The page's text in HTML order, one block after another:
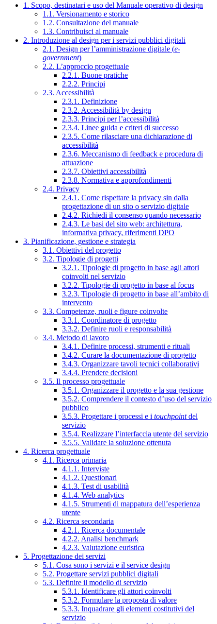
1. Scopo, destinatari e uso del Manuale operativo di design
1.1. Versionamento e storico
1.2. Consultazione del manuale
1.3. Contribuisci al manuale
2. Introduzione al design per i servizi pubblici digitali
2.1. Design per l’amministrazione digitale (e-
government)
2.2. L’approccio progettuale
2.2.1. Buone pratiche
2.2.2. Principi
2.3. Accessibilità
2.3.1. Definizione
2.3.2. Accessibilità by design
2.3.3. Principi per l’accessibilità
2.3.4. Linee guida e criteri di successo
2.3.5. Come rilasciare una dichiarazione di
accessibilità
2.3.6. Meccanismo di feedback e procedura di
attuazione
2.3.7. Obiettivi accessibilità
2.3.8. Normativa e approfondimenti
2.4. Privacy
2.4.1. Come rispettare la privacy sin dalla
progettazione di un sito o servizio digitale
2.4.2. Richiedi il consenso quando necessario
2.4.3. Le basi del sito web: architettura,
informativa privacy, riferimenti DPO
3. Pianificazione, gestione e strategia
3.1. Obiettivi del progetto
3.2. Tipologie di progetti
3.2.1. Tipologie di progetto in base agli attori
coinvolti nel servizio
3.2.2. Tipologie di progetto in base al focus
3.2.3. Tipologie di progetto in base all’ambito di
intervento
3.3. Competenze, ruoli e figure coinvolte
3.3.1. Coordinatore di progetto
3.3.2. Definire ruoli e responsabilità
3.4. Metodo di lavoro
3.4.1. Definire processi, strumenti e rituali
3.4.2. Curare la documentazione di progetto
3.4.3. Organizzare tavoli tecnici collaborativi
3.4.4. Prendere decisioni
3.5. Il processo progettuale
3.5.1. Organizzare il progetto e la sua gestione
3.5.2. Comprendere il contesto d’uso del servizio
pubblico
3.5.3. Progettare i processi e i touchpointdel
servizio
3.5.4. Realizzare l’interfaccia utente del servizio
3.5.5. Validare la soluzione ottenuta
4. Ricerca progettuale
4.1. Ricerca primaria
4.1.1. Interviste
4.1.2. Questionari
4.1.3. Test di usabilità
4.1.4. Web analytics
4.1.5. Strumenti di mappatura dell’esperienza
utente
4.2. Ricerca secondaria
4.2.1. Ricerca documentale
4.2.2. Analisi benchmark
4.2.3. Valutazione euristica
5. Progettazione dei servizi
5.1. Cosa sono i servizi e il service design
5.2. Progettare servizi pubblici digitali
5.3. Definire il modello di servizio
5.3.1. Identificare gli attori coinvolti
5.3.2. Formulare la proposta di valore
5.3.3. Inquadrare gli elementi costitutivi del
servizio